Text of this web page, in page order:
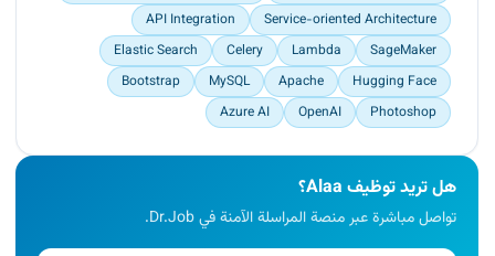
Service-oriented Architecture
API Integration
SageMaker
Lambda
Celery
Elastic Search
Hugging Face
Apache
MySQL
Bootstrap
Photoshop
OpenAI
Azure AI
هل تريد توظيف Alaa؟
تواصل مباشرة عبر منصة المراسلة الآمنة في Dr.Job.